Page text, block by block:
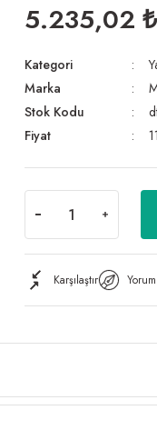
5.235,02 ₺
Kategori
Marka
Stok Kodu
Fiyat
Karşılaştır